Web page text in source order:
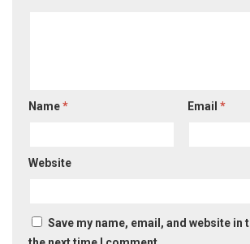
Name* Email*
Website
Save my name, email, and website in